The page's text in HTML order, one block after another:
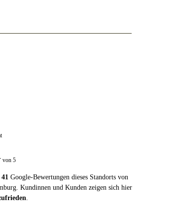
von 5
41Google-Bewertungen dieses Standorts von
Kundinnen und Kunden zeigen sich hier
.